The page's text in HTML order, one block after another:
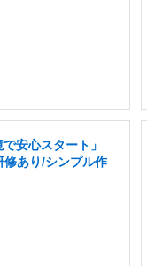
安心スタート」
あり/シンプル作